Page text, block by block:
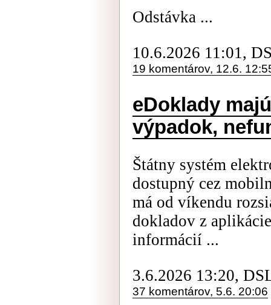
Odstávka ...
10.6.2026 11:01,
19 komentárov, 12.6.
eDoklady
výpadok,
Štátny systém
dostupný cez
má od víkendu
dokladov z
informácií ...
3.6.2026 13:20,
37 komentárov, 5.6. 20:06